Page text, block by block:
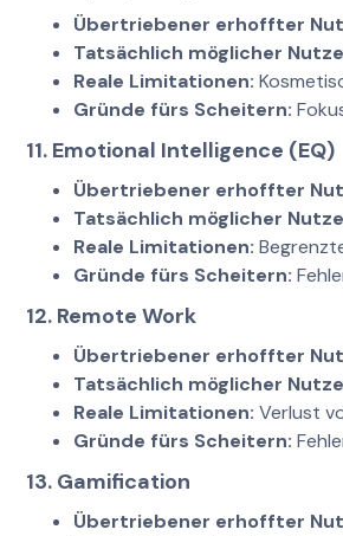
Übertriebener erhoffter
Tatsächlich möglicher
Reale Limitationen:
Gründe fürs Scheitern:
11. Emotional Intelligence (EQ)
Übertriebener erhoffter
Tatsächlich möglicher
Reale Limitationen:
Gründe fürs Scheitern:
12. Remote Work
Übertriebener erhoffter
Tatsächlich möglicher
Reale Limitationen: Verlust
Gründe fürs Scheitern:
13. Gamification
Übertriebener erhoffter